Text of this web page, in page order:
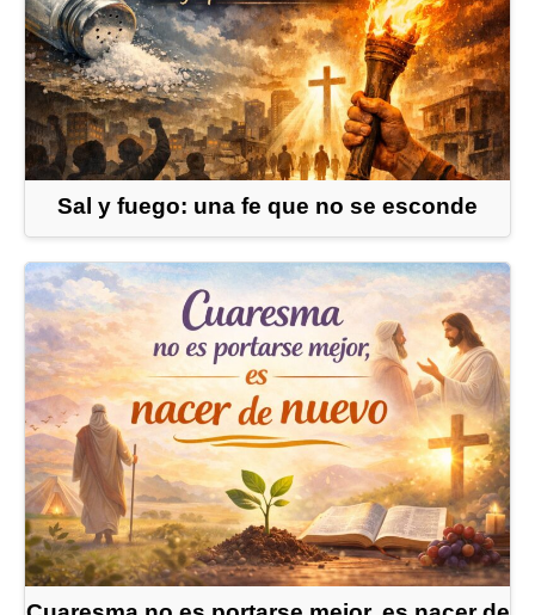
Sal y fuego: una fe que no se esconde